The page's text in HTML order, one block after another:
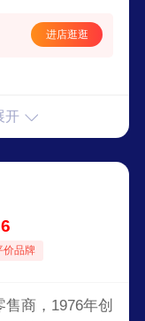
进店逛逛
开
价品牌
商，1976年创